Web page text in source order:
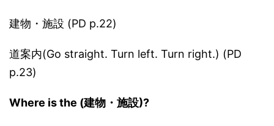
建物・施設 (PD p.22)
道案内(Go straight. Turn left. Turn right.) (PD
p.23)
Where is the (建物・施設)?